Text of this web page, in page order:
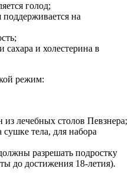
голод;
поддерживается на
сахара и холестерина в
режим:
лечебных столов Певзнера;
тела, для набора
разрешать подростку
до достижения 18-летия).